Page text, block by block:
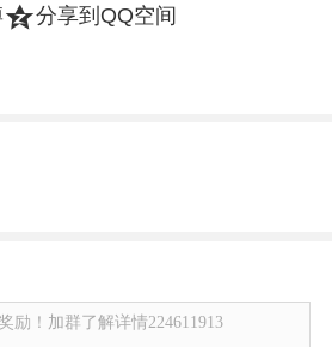
z分享到QQ空间
励！加群了解详情224611913